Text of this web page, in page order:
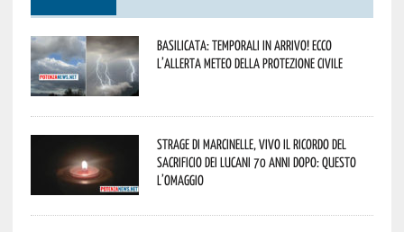
Basilicata: temporali in arrivo! Ecco
l’allerta meteo della Protezione civile
Strage di Marcinelle, vivo il ricordo del
sacrificio dei lucani 70 anni dopo: questo
l’omaggio